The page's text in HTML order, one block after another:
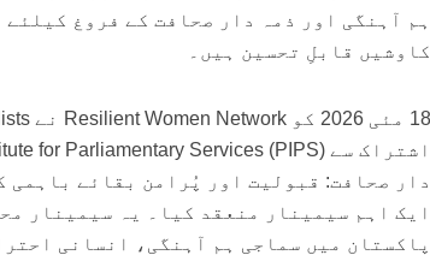
ہم آہنگی اور ذمہ دار صحافت کے فروغ
کاوشیں قابلِ تحسین ہیں۔
دار صحافت: قبولیت اور پُرامن بقائے باہمی
ایک اہم سیمینار منعقد کیا۔ یہ سیمینار